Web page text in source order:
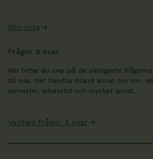
Min sida
Frågor & svar
Här hittar du svar på de vanligaste
till oss. Det handlar bland annat om lön,
semester, arbetstid och mycket annat.
Vanliga frågor & svar